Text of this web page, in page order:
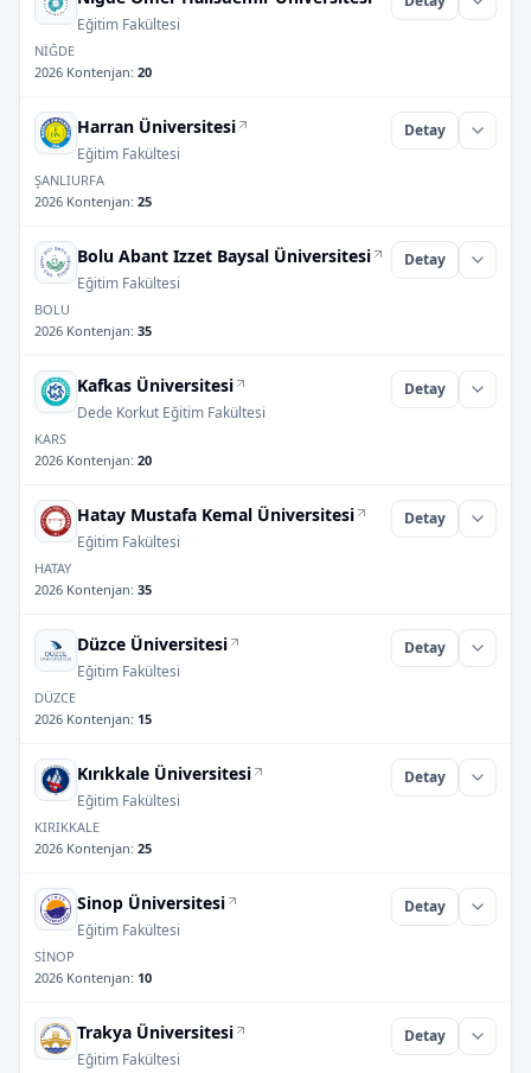
Eğitim Fakültesi
NİĞDE
2026 Kontenjan: 20
Harran Üniversitesi
Eğitim Fakültesi
Detay
ŞANLIURFA
2026 Kontenjan: 25
Bolu Abant Izzet Baysal Üniversitesi
Eğitim Fakültesi
Detay
BOLU
2026 Kontenjan: 35
Kafkas Üniversitesi
Dede Korkut Eğitim Fakültesi
Detay
KARS
2026 Kontenjan: 20
Hatay Mustafa Kemal Üniversitesi
Eğitim Fakültesi
Detay
HATAY
2026 Kontenjan: 35
Düzce Üniversitesi
Eğitim Fakültesi
Detay
DÜZCE
2026 Kontenjan: 15
Kırıkkale Üniversitesi
Eğitim Fakültesi
Detay
KIRIKKALE
2026 Kontenjan: 25
Sinop Üniversitesi
Eğitim Fakültesi
Detay
SİNOP
2026 Kontenjan: 10
Trakya Üniversitesi
Eğitim Fakültesi
Detay